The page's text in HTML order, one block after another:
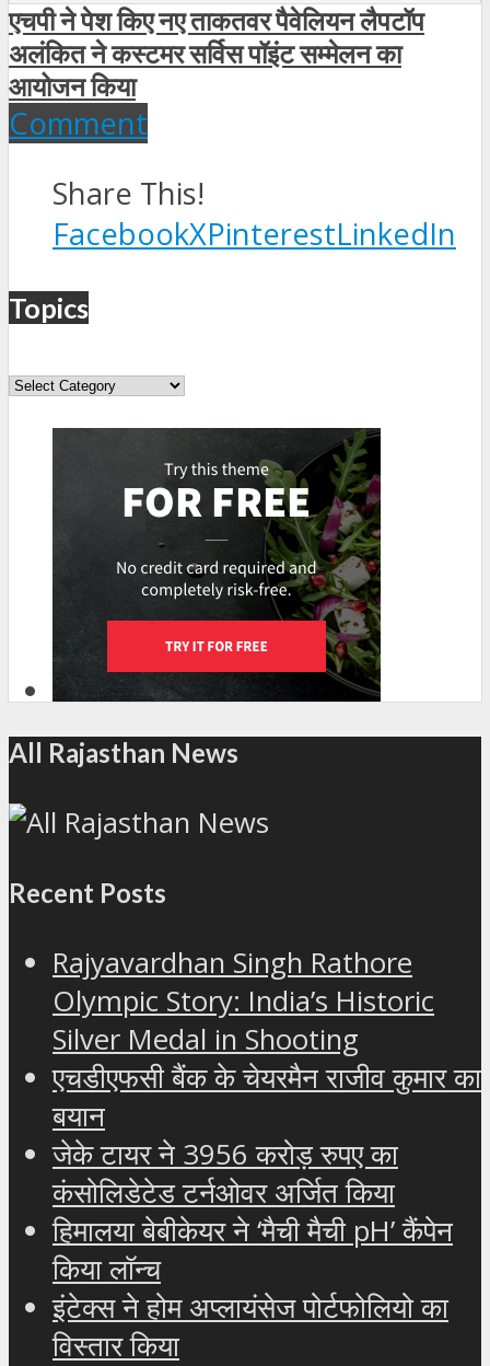
एचपी ने पेश किए नए ताकतवर पैवेलियन लैपटॉप
अलंकित ने कस्टमर सर्विस पॉइंट सम्मेलन का
आयोजन किया
Comment
Share This!
FacebookXPinterestLinkedIn
Topics
Topics
All Rajasthan News
Recent Posts
Rajyavardhan Singh Rathore
Olympic Story: India’s Historic
Silver Medal in Shooting
एचडीएफसी बैंक के चेयरमैन राजीव कुमार का
बयान
जेके टायर ने 3956 करोड़ रुपए का
कंसोलिडेटेड टर्नओवर अर्जित किया
हिमालया बेबीकेयर ने ‘मैची मैची pH’ कैंपेन
किया लॉन्च
इंटेक्स ने होम अप्लायंसेज पोर्टफोलियो का
विस्तार किया